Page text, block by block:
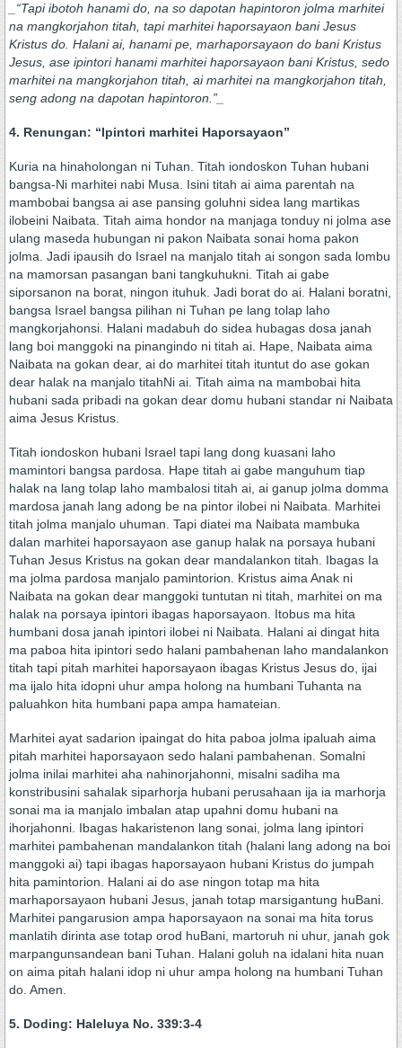
_“Tapi ibotoh hanami do, na so dapotan hapintoron jolma marhitei
na mangkorjahon titah, tapi marhitei haporsayaon bani Jesus
Kristus do. Halani ai, hanami pe, marhaporsayaon do bani Kristus
Jesus, ase ipintori hanami marhitei haporsayaon bani Kristus, sedo
marhitei na mangkorjahon titah, ai marhitei na mangkorjahon titah,
seng adong na dapotan hapintoron.”_
4. Renungan: “Ipintori marhitei Haporsayaon”
Kuria na hinaholongan ni Tuhan. Titah iondoskon Tuhan hubani
bangsa-Ni marhitei nabi Musa. Isini titah ai aima parentah na
mambobai bangsa ai ase pansing goluhni sidea lang martikas
ilobeini Naibata. Titah aima hondor na manjaga tonduy ni jolma ase
ulang maseda hubungan ni pakon Naibata sonai homa pakon
jolma. Jadi ipausih do Israel na manjalo titah ai songon sada lombu
na mamorsan pasangan bani tangkuhukni. Titah ai gabe
siporsanon na borat, ningon ituhuk. Jadi borat do ai. Halani boratni,
bangsa Israel bangsa pilihan ni Tuhan pe lang tolap laho
mangkorjahonsi. Halani madabuh do sidea hubagas dosa janah
lang boi manggoki na pinangindo ni titah ai. Hape, Naibata aima
Naibata na gokan dear, ai do marhitei titah ituntut do ase gokan
dear halak na manjalo titahNi ai. Titah aima na mambobai hita
hubani sada pribadi na gokan dear domu hubani standar ni Naibata
aima Jesus Kristus.
Titah iondoskon hubani Israel tapi lang dong kuasani laho
mamintori bangsa pardosa. Hape titah ai gabe manguhum tiap
halak na lang tolap laho mambalosi titah ai, ai ganup jolma domma
mardosa janah lang adong be na pintor ilobei ni Naibata. Marhitei
titah jolma manjalo uhuman. Tapi diatei ma Naibata mambuka
dalan marhitei haporsayaon ase ganup halak na porsaya hubani
Tuhan Jesus Kristus na gokan dear mandalankon titah. Ibagas Ia
ma jolma pardosa manjalo pamintorion. Kristus aima Anak ni
Naibata na gokan dear manggoki tuntutan ni titah, marhitei on ma
halak na porsaya ipintori ibagas haporsayaon. Itobus ma hita
humbani dosa janah ipintori ilobei ni Naibata. Halani ai dingat hita
ma paboa hita ipintori sedo halani pambahenan laho mandalankon
titah tapi pitah marhitei haporsayaon ibagas Kristus Jesus do, ijai
ma ijalo hita idopni uhur ampa holong na humbani Tuhanta na
paluahkon hita humbani papa ampa hamateian.
Marhitei ayat sadarion ipaingat do hita paboa jolma ipaluah aima
pitah marhitei haporsayaon sedo halani pambahenan. Somalni
jolma inilai marhitei aha nahinorjahonni, misalni sadiha ma
konstribusini sahalak siparhorja hubani perusahaan ija ia marhorja
sonai ma ia manjalo imbalan atap upahni domu hubani na
ihorjahonni. Ibagas hakaristenon lang sonai, jolma lang ipintori
marhitei pambahenan mandalankon titah (halani lang adong na boi
manggoki ai) tapi ibagas haporsayaon hubani Kristus do jumpah
hita pamintorion. Halani ai do ase ningon totap ma hita
marhaporsayaon hubani Jesus, janah totap marsigantung huBani.
Marhitei pangarusion ampa haporsayaon na sonai ma hita torus
manlatih dirinta ase totap orod huBani, martoruh ni uhur, janah gok
marpangunsandean bani Tuhan. Halani goluh na idalani hita nuan
on aima pitah halani idop ni uhur ampa holong na humbani Tuhan
do. Amen.
5. Doding: Haleluya No. 339:3-4